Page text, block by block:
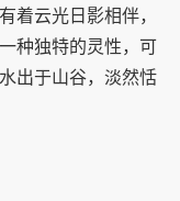
着云光日影相伴，
种独特的灵性，可
出于山谷，淡然恬